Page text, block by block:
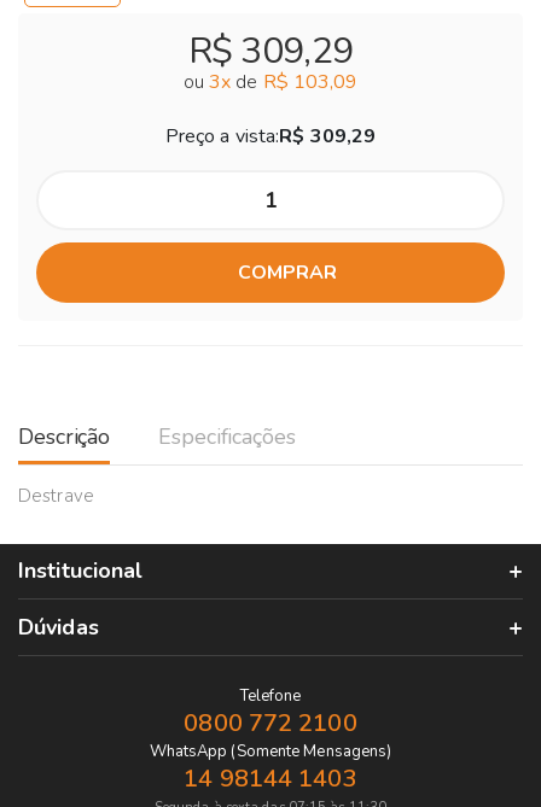
R$ 309,29
ou 3x de R$ 103,09
Preço a vista:R$ 309,29
COMPRAR
Descrição Especificações
Destrave
Institucional
Dúvidas
Telefone
0800 772 2100
WhatsApp (Somente Mensagens)
14 98144 1403